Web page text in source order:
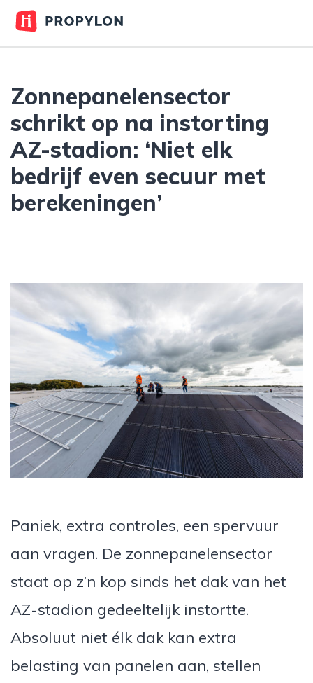
Zonnepanelensector
schrikt op na instorting
AZ-stadion: ‘Niet elk
bedrijf even secuur met
berekeningen’
Paniek, extra controles, een spervuur
aan vragen. De zonnepanelensector
staat op z’n kop sinds het dak van het
AZ-stadion gedeeltelijk instortte.
Absoluut niet élk dak kan extra
belasting van panelen aan, stellen